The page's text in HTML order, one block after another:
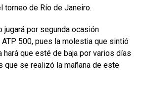
torneo de Río de Janeiro.
jugará por segunda ocasión
500, pues la molestia que sintió
hará que esté de baja por varios días
que se realizó la mañana de este